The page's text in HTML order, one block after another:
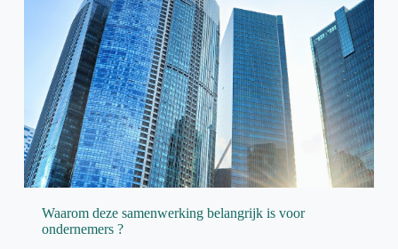
Waarom deze samenwerking belangrijk is voor
ondernemers ?